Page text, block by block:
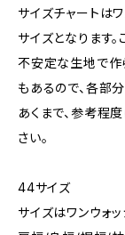
サイズチャートは
サイズとなります
不安定な生地で作
もあるので、各部
あくまで、参考程
さい。
44サイズ
サイズはワンウォ